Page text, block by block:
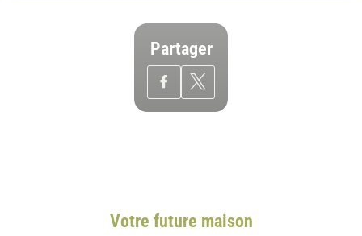
Partager
Votre future maison